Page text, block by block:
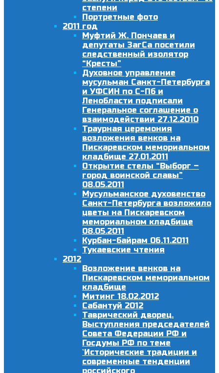
степени
Портретные фото
2011 год
Муфтий Ж. Пончаев и
депутаты ЗагСа посетили
следственный изолятор
“Кресты”
Духовное управление
мусульман Санкт-Петербурга
и УФСИН по С-Пб и
Ленобласти подписали
Генеральное соглашение о
взаимодействии 27.12.2010
Траурная церемония
возложения венков на
Пискаревском мемориальном
кладбище 27.01.2011
Открытие стелы “Выборг –
город воинской славы”
08.05.2011
Мусульманское духовенство
Санкт-Петербурга возложило
цветы на Пискаревском
мемориальном кладбище
08.05.2011
Курбан-байрам 06.11.2011
Тукаевские чтения
2012
Возложение венков на
Пискаревском мемориальном
кладбище
Митинг 18.02.2012
Сабантуй 2012
Таврический дворец.
Выступления председателей
Совета Федерации РФ и
Госдумы РФ по теме
`Исторические традиции и
современные тенденции
российского